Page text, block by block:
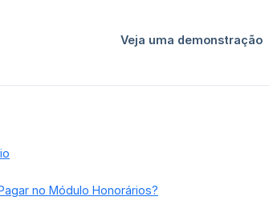
no Módulo Honorários?